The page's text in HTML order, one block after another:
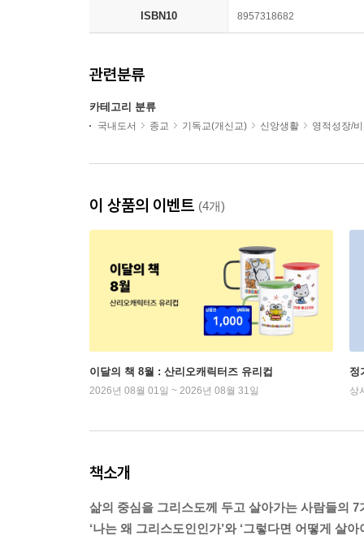
ISBN10 8957318682
관련분류
카테고리 분류
국내도서 종교 기독교(개신교) 신앙생활 영적성장/
이 상품의 이벤트 (4개)
이달의 책 8월 : 산리오캐릭터즈 유리컵
2026년 08월 01일 ~ 2026년 08월 31일
정
상
책소개
삶의 중심을 그리스도께 두고 살아가는 사람들의 7
‘나는 왜 그리스도인인가’와 ‘그렇다면 어떻게 살